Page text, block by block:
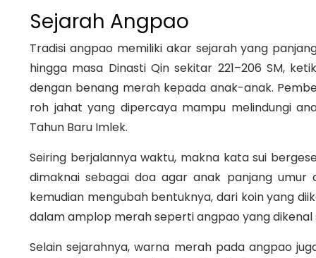
Sejarah Angpao
Tradisi angpao memiliki akar sejarah yang
hingga masa Dinasti Qin sekitar 221–206 SM,
dengan benang merah kepada anak-anak.
roh jahat yang dipercaya mampu melindungi
Tahun Baru Imlek.
Seiring berjalannya waktu, makna kata sui
dimaknai sebagai doa agar anak panjang umur
kemudian mengubah bentuknya, dari koin yang
dalam amplop merah seperti angpao yang dikenal
Selain sejarahnya, warna merah pada angpao